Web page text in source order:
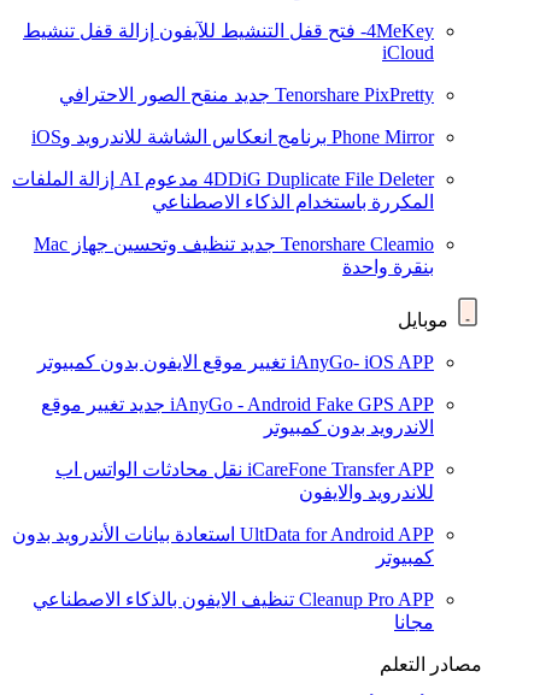
4MeKey- فتح قفل التنشيط للآيفون
إزالة قفل تنشيط
iCloud
Tenorshare PixPretty جديد منقح الصور الاحترافي
Phone Mirror برنامج انعكاس الشاشة للاندرويد وiOS
4DDiG Duplicate File Deleter مدعوم AI
إزالة الملفات
المكررة باستخدام الذكاء الاصطناعي
Tenorshare Cleamio جديد
تنظيف وتحسين جهاز Mac
بنقرة واحدة
موبايل
iAnyGo- iOS APP تغيير موقع الايفون بدون كمبيوتر
iAnyGo - Android Fake GPS APP جديد تغيير موقع
الاندرويد بدون كمبيوتر
iCareFone Transfer APP نقل محادثات الواتس اب
للاندرويد والايفون
UltData for Android APP استعادة بيانات الأندرويد بدون
كمبيوتر
Cleanup Pro APP تنظيف الايفون بالذكاء الاصطناعي
مجانا
مصادر التعلم